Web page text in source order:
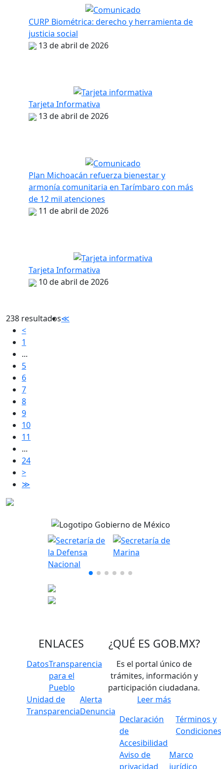
CURP Biométrica: derecho y herramienta de
justicia social
13 de abril de 2026
Tarjeta Informativa
13 de abril de 2026
Plan Michoacán refuerza bienestar y
armonía comunitaria en Tarímbaro con más
de 12 mil atenciones
11 de abril de 2026
Tarjeta Informativa
10 de abril de 2026
238 resultados≪
<
1
...
5
6
7
8
9
10
11
...
24
>
≫
ENLACES
DatosTransparencia
para el
Pueblo
Unidad de
Transparencia
Alerta
Denuncia
¿QUÉ ES GOB.MX?
Es el portal único de
trámites, información y
participación ciudadana.
Leer más
Declaración
de
Accesibilidad
Términos y
Aviso de
privacidad
Marco
jurídico